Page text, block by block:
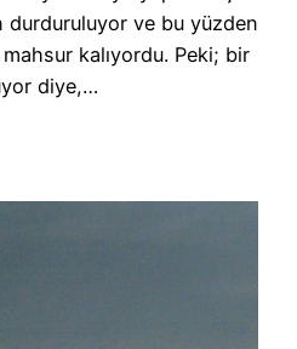
durduruluyor ve bu yüzden
kalıyordu. Peki; bir
diye,…